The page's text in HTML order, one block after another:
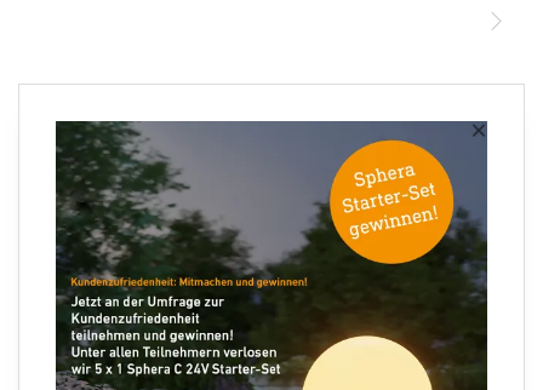
×
Ihre E-Mail Adresse
Folgen Sie uns